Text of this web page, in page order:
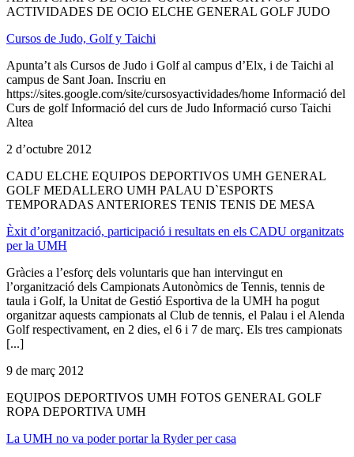
ACTIVIDADES DE OCIO ELCHE GENERAL GOLF JUDO
Cursos de Judo, Golf y Taichi
Apunta’t als Cursos de Judo i Golf al campus d’Elx, i de Taichi al
campus de Sant Joan. Inscriu en
https://sites.google.com/site/cursosyactividades/home Informació del
Curs de golf Informació del curs de Judo Informació curso Taichi
Altea
2 d’octubre 2012
CADU ELCHE EQUIPOS DEPORTIVOS UMH GENERAL
GOLF MEDALLERO UMH PALAU D`ESPORTS
TEMPORADAS ANTERIORES TENIS TENIS DE MESA
Èxit d’organització, participació i resultats en els CADU organitzats
per la UMH
Gràcies a l’esforç dels voluntaris que han intervingut en
l’organització dels Campionats Autonòmics de Tennis, tennis de
taula i Golf, la Unitat de Gestió Esportiva de la UMH ha pogut
organitzar aquests campionats al Club de tennis, el Palau i el Alenda
Golf respectivament, en 2 dies, el 6 i 7 de març. Els tres campionats
[...]
9 de març 2012
EQUIPOS DEPORTIVOS UMH FOTOS GENERAL GOLF
ROPA DEPORTIVA UMH
La UMH no va poder portar la Ryder per casa